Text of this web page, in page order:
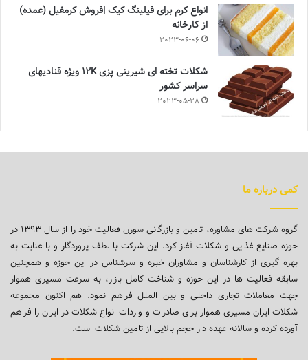
انواع کرم برای فیلینگ کیک |فروش کرمفیل (عمده)
از کارخانه
2023-06-06
شکلات تخته ای شیرینی پزی 12K ویژه قنادیهای
سراسر کشور
2023-05-28
کمی درباره ما
گروه شرکت های مشاوره، تامین و بازرگانی سورن فعالیت خود را از سال ۱۳۹۳ در
حوزه صنایع غذایی و شکلات آغاز کرد. این شرکت با لطف پروردگار و با عنایت به
بهره گیری از کارشناسان و مشاوران خبره و سرشناس در این حوزه و همچنین
سابقه فعالیت ها در این حوزه و شناخت کامل بازار، به سرعت مسیری هموار
جهت معاملات تجاری داخلی و بین الملل فراهم نمود. هم اکنون مجموعه
شکلات ایران مسیری هموار برای صادرات و واردات انواع شکلات در ایران را فراهم
آورده کرده و سالانه عهده دار حجم بالایی از تامین شکلات است.